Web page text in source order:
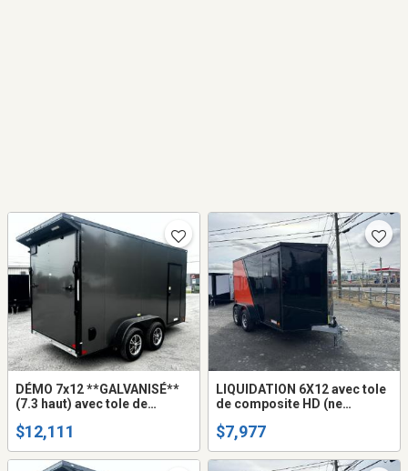
DÉMO 7x12 **GALVANISÉ**
(7.3 haut) avec tole de
pas) remorque fermée trailer
cargo fermer mags
$12,111
LIQUIDATION 6X12 avec tole
de composite HD (ne
fermée trailer cargo fermer
(frame peinturé ou galvanisé
+$$$)
$7,977